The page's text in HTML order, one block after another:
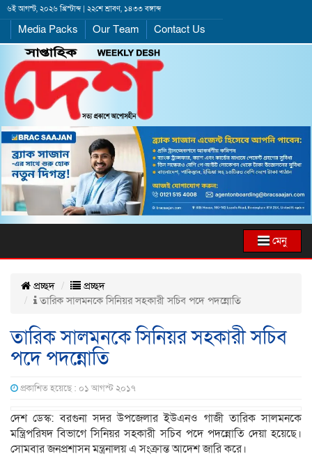
৬ই আগস্ট, ২০২৬ খ্রিস্টাব্দ | ২২শে শ্রাবণ, ১৪৩৩ বঙ্গাব্দ
Media Packs Our Team Contact Us
মেনু
প্রচ্ছদ
প্রচ্ছদ
তারিক সালমনকে সিনিয়র সহকারী সচিব পদে পদন্নোতি
তারিক সালমনকে সিনিয়র সহকারী সচিব
পদে পদন্নোতি
প্রকাশিত হয়েছে : ০১ আগস্ট ২০১৭
দেশ ডেস্ক: বরগুনা সদর উপজেলার ইউএনও গাজী তারিক সালমনকে
মন্ত্রিপরিষদ বিভাগে সিনিয়র সহকারী সচিব পদে পদন্নোতি দেয়া হয়েছে।
সোমবার জনপ্রশাসন মন্ত্রনালয় এ সংক্রান্ত আদেশ জারি করে।